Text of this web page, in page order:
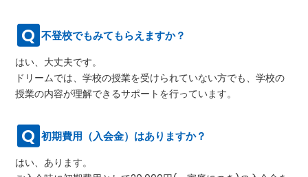
不登校でもみてもらえますか？
はい、大丈夫です。
ドリームでは、学校の授業を受けられていない方でも、学校の
授業の内容が理解できるサポートを行っています。
初期費用（入会金）はありますか？
はい、あります。